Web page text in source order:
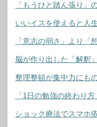
「もうひと踏ん張り」
いいイスを使えると人
「意志の弱さ」より「
脳が作り出した「解釈
整理整頓が集中力にも
「1日の勉強の終わり
ショック療法でスマホ